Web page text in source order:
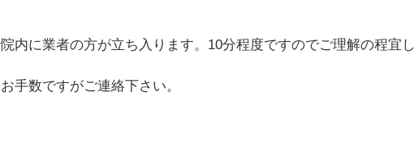
に業者の方が立ち入ります。10分程度ですのでご理解の程宜
手数ですがご連絡下さい。